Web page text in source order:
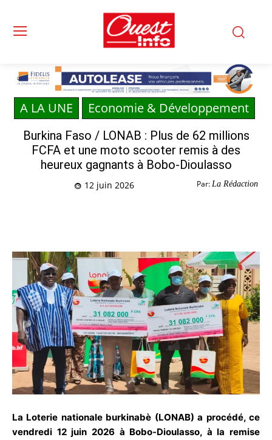
A LA UNE Economie & Développement
Burkina Faso / LONAB : Plus de 62 millions
FCFA et une moto scooter remis à des
heureux gagnants à Bobo-Dioulasso
Par: La Rédaction
12 juin 2026
La Loterie nationale burkinabè (LONAB) a procédé, ce
vendredi 12 juin 2026 à Bobo-Dioulasso, à la remise